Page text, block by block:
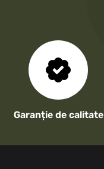
Garanție de calitate